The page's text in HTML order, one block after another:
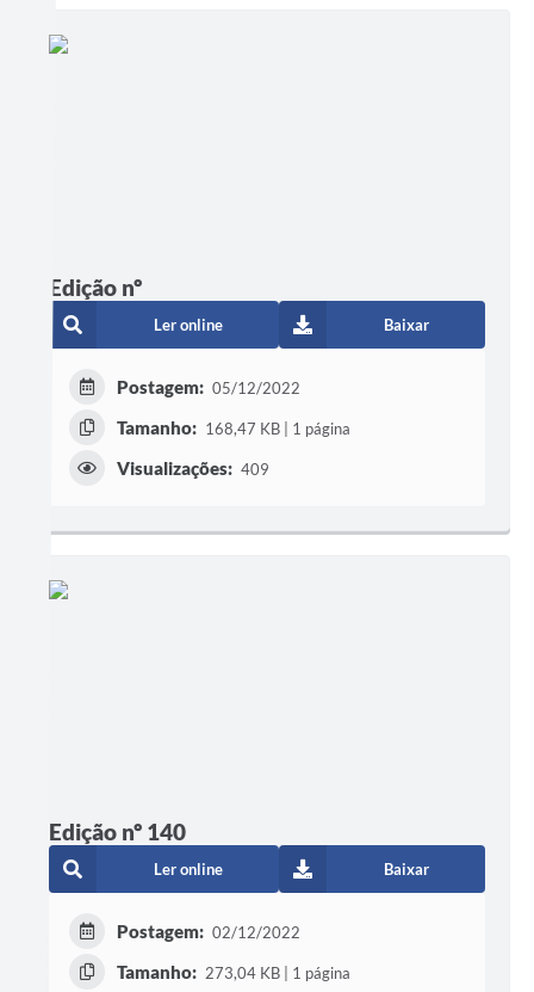
Edição nº
Ler online Baixar
Postagem: 05/12/2022
Tamanho: 168,47 KB | 1 página
Visualizações: 409
Edição nº 140
Ler online Baixar
Postagem: 02/12/2022
Tamanho: 273,04 KB | 1 página